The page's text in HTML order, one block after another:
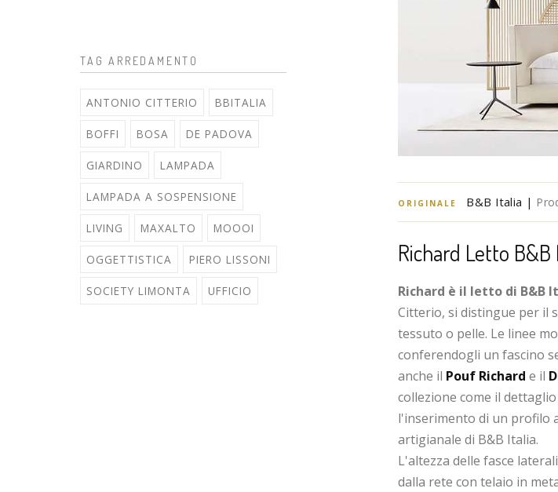
ORIGINALE B&B Italia |
Richard Letto
Richard è il letto di B&B
Citterio, si distingue per il
tessuto o pelle. Le linee
conferendogli un fascino
anche il Pouf Richard e il
collezione come il
l'inserimento di un profilo
artigianale di B&B Italia.
L'altezza delle fasce
dalla rete con telaio in
TAG ARREDAMENTO
ANTONIO CITTERIO BBITALIA
BOFFI BOSA DE PADOVA
GIARDINO LAMPADA
LAMPADA A SOSPENSIONE
LIVING MAXALTO MOOOI
OGGETTISTICA PIERO LISSONI
SOCIETY LIMONTA UFFICIO